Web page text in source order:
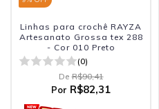
Linhas para crochê RAYZA
Artesanato Grossa tex 288
- Cor 010 Preto
(0)
De R$90,41
Por R$82,31